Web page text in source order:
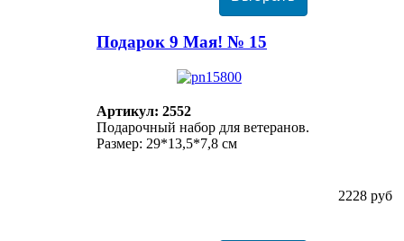
Подарок 9 Мая! № 15
Артикул: 2552
Подарочный набор для ветеранов.
Размер: 29*13,5*7,8 см
2228 руб